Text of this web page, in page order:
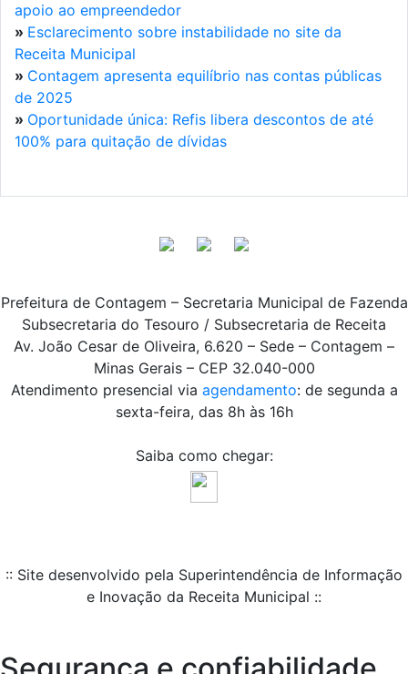
apoio ao empreendedor
» Esclarecimento sobre instabilidade no site da
Receita Municipal
» Contagem apresenta equilíbrio nas contas públicas
de 2025
» Oportunidade única: Refis libera descontos de até
100% para quitação de dívidas
Prefeitura de Contagem – Secretaria Municipal de Fazenda
Subsecretaria do Tesouro / Subsecretaria de Receita
Av. João Cesar de Oliveira, 6.620 – Sede – Contagem –
Minas Gerais – CEP 32.040-000
Atendimento presencial via agendamento: de segunda a
sexta-feira, das 8h às 16h
Saiba como chegar:
:: Site desenvolvido pela Superintendência de Informação
e Inovação da Receita Municipal ::